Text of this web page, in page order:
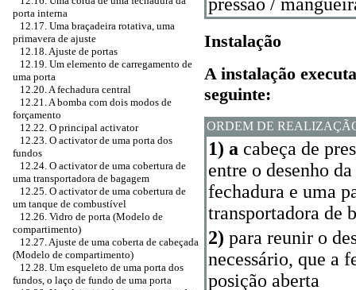
porta interna
12.17. Uma braçadeira rotativa, uma
primavera de ajuste
12.18. Ajuste de portas
12.19. Um elemento de carregamento de
uma porta
12.20. A fechadura central
12.21. A bomba com dois modos de
forçamento
12.22. O principal activator
12.23. O activator de uma porta dos
fundos
12.24. O activator de uma cobertura de
uma transportadora de bagagem
12.25. O activator de uma cobertura de
um tanque de combustível
12.26. Vidro de porta (Modelo de
compartimento)
12.27. Ajuste de uma coberta de cabeçada
(Modelo de compartimento)
12.28. Um esqueleto de uma porta dos
fundos, o laço de fundo de uma porta
Instalação
A instalação
seguinte:
ORDEM DE
1) a cabeça de
entre o desenho
fechadura e uma
transportadora de
2) para reunir o
necessário, que a
posição aberta